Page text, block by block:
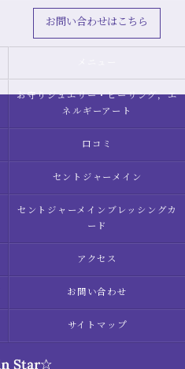
お問い合わせはこちら
お守りジュエリー・ヒーリング，エ
ネルギーアート
口コミ
セントジャーメイン
セントジャーメインブレッシングカ
ード
アクセス
お問い合わせ
サイトマップ